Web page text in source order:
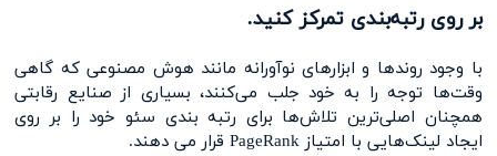
بر روی رتبه‌بندی تمرکز کنید.
با وجود روندها و ابزارهای نوآورانه مانند هوش مصنوعی که گاهی
وقت‌ها توجه را به خود جلب می‌کنند، بسیاری از صنایع رقابتی
همچنان اصلی‌ترین تلاش‌ها برای رتبه بندی سئو خود را بر روی
ایجاد لینک‌هایی با امتیاز PageRank قرار می دهند.